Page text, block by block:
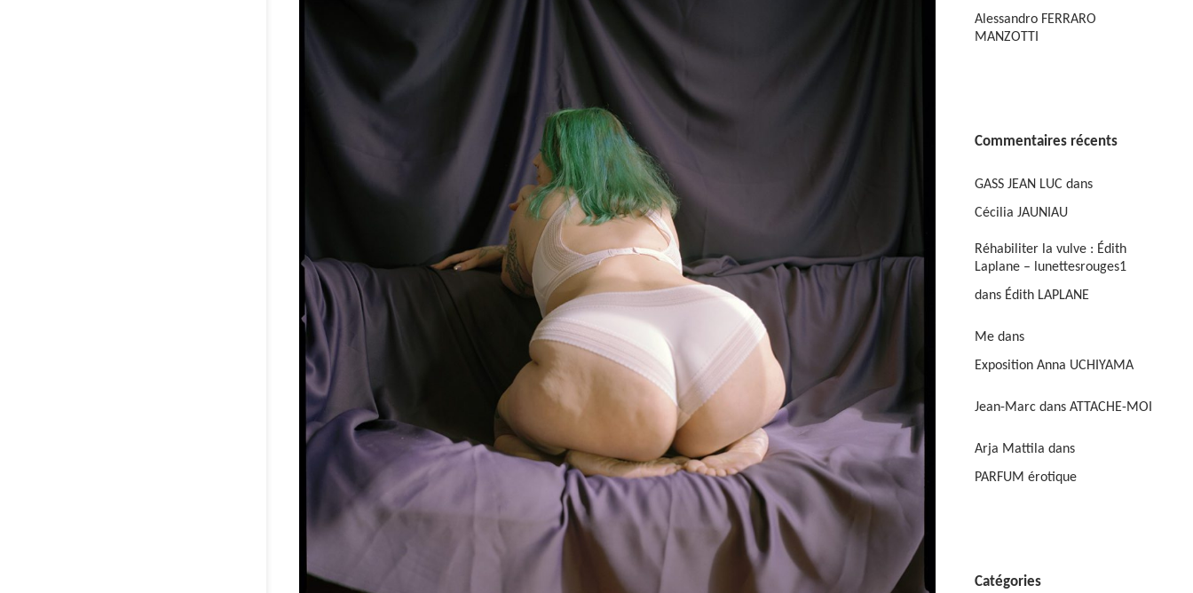
Alessandro FERRARO
MANZOTTI
Commentaires récents
GASS JEAN LUC dans
Cécilia JAUNIAU
Réhabiliter la vulve : Édith
Laplane – lunettesrouges1
dans Édith LAPLANE
Medans
Exposition Anna UCHIYAMA
Jean-Marcdans ATTACHE-MOI
Arja Mattila dans
PARFUM érotique
Catégories